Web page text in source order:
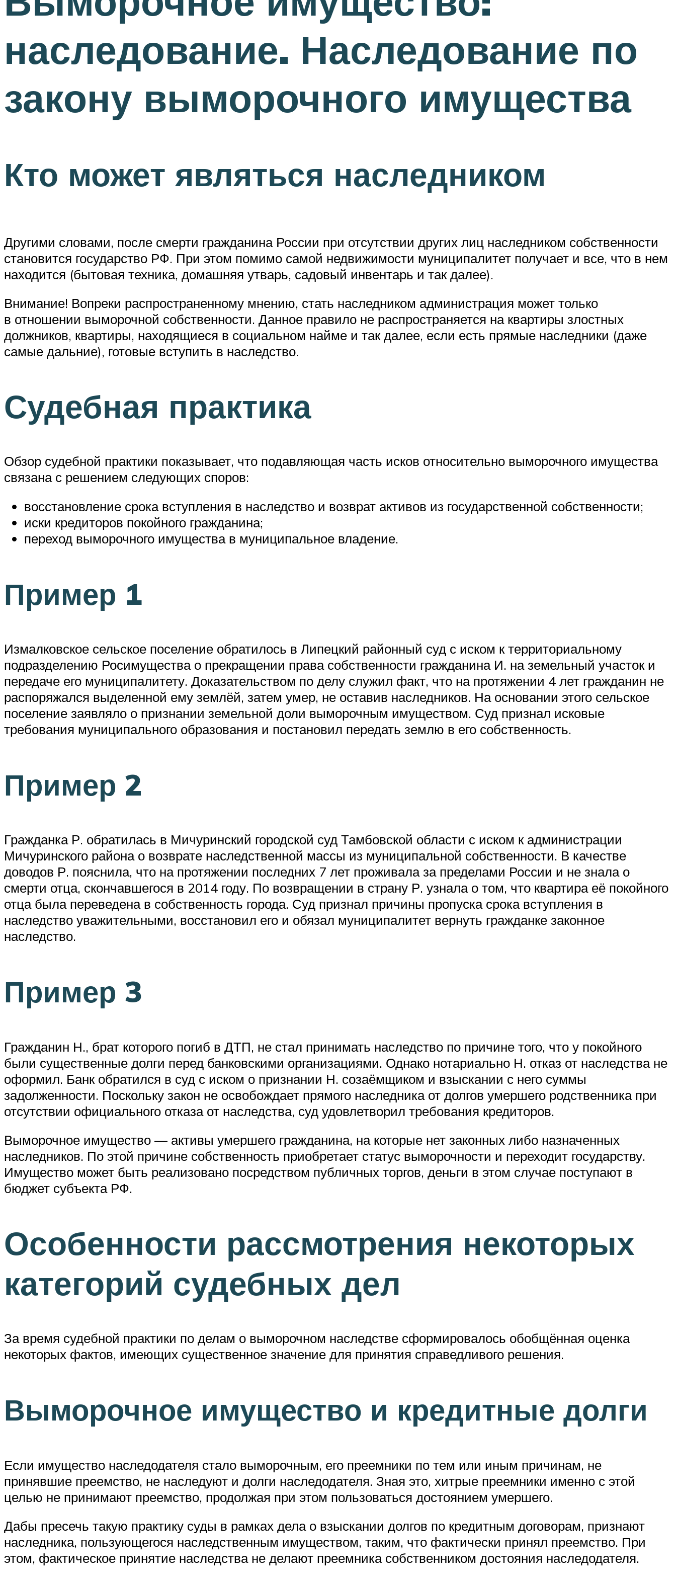
наследование. Наследование по
закону выморочного имущества
Кто может являться наследником
Другими словами, после смерти гражданина России при отсутствии других лиц наследником собственности
становится государство РФ. При этом помимо самой недвижимости муниципалитет получает и все, что в нем
находится (бытовая техника, домашняя утварь, садовый инвентарь и так далее).
Внимание! Вопреки распространенному мнению, стать наследником администрация может только
в отношении выморочной собственности. Данное правило не распространяется на квартиры злостных
должников, квартиры, находящиеся в социальном найме и так далее, если есть прямые наследники (даже
самые дальние), готовые вступить в наследство.
Судебная практика
Обзор судебной практики показывает, что подавляющая часть исков относительно выморочного имущества
связана с решением следующих споров:
восстановление срока вступления в наследство и возврат активов из государственной собственности;
иски кредиторов покойного гражданина;
переход выморочного имущества в муниципальное владение.
Пример 1
Измалковское сельское поселение обратилось в Липецкий районный суд с иском к территориальному
подразделению Росимущества о прекращении права собственности гражданина И. на земельный участок и
передаче его муниципалитету. Доказательством по делу служил факт, что на протяжении 4 лет гражданин не
распоряжался выделенной ему землёй, затем умер, не оставив наследников. На основании этого сельское
поселение заявляло о признании земельной доли выморочным имуществом. Суд признал исковые
требования муниципального образования и постановил передать землю в его собственность.
Пример 2
Гражданка Р. обратилась в Мичуринский городской суд Тамбовской области с иском к администрации
Мичуринского района о возврате наследственной массы из муниципальной собственности. В качестве
доводов Р. пояснила, что на протяжении последних 7 лет проживала за пределами России и не знала о
смерти отца, скончавшегося в 2014 году. По возвращении в страну Р. узнала о том, что квартира её покойного
отца была переведена в собственность города. Суд признал причины пропуска срока вступления в
наследство уважительными, восстановил его и обязал муниципалитет вернуть гражданке законное
наследство.
Пример 3
Гражданин Н., брат которого погиб в ДТП, не стал принимать наследство по причине того, что у покойного
были существенные долги перед банковскими организациями. Однако нотариально Н. отказ от наследства не
оформил. Банк обратился в суд с иском о признании Н. созаёмщиком и взыскании с него суммы
задолженности. Поскольку закон не освобождает прямого наследника от долгов умершего родственника при
отсутствии официального отказа от наследства, суд удовлетворил требования кредиторов.
Выморочное имущество — активы умершего гражданина, на которые нет законных либо назначенных
наследников. По этой причине собственность приобретает статус выморочности и переходит государству.
Имущество может быть реализовано посредством публичных торгов, деньги в этом случае поступают в
бюджет субъекта РФ.
Особенности рассмотрения некоторых
категорий судебных дел
За время судебной практики по делам о выморочном наследстве сформировалось обобщённая оценка
некоторых фактов, имеющих существенное значение для принятия справедливого решения.
Выморочное имущество и кредитные долги
Если имущество наследодателя стало выморочным, его преемники по тем или иным причинам, не
принявшие преемство, не наследуют и долги наследодателя. Зная это, хитрые преемники именно с этой
целью не принимают преемство, продолжая при этом пользоваться достоянием умершего.
Дабы пресечь такую практику суды в рамках дела о взыскании долгов по кредитным договорам, признают
наследника, пользующегося наследственным имуществом, таким, что фактически принял преемство. При
этом, фактическое принятие наследства не делают преемника собственником достояния наследодателя.